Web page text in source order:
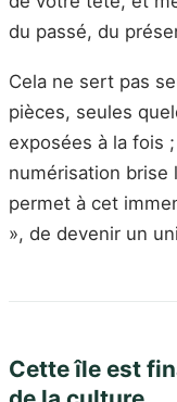
du passé, du
Cela ne sert pas
pièces, seules
exposées à la fois
numérisation
permet à cet
», de devenir un
Cette île est